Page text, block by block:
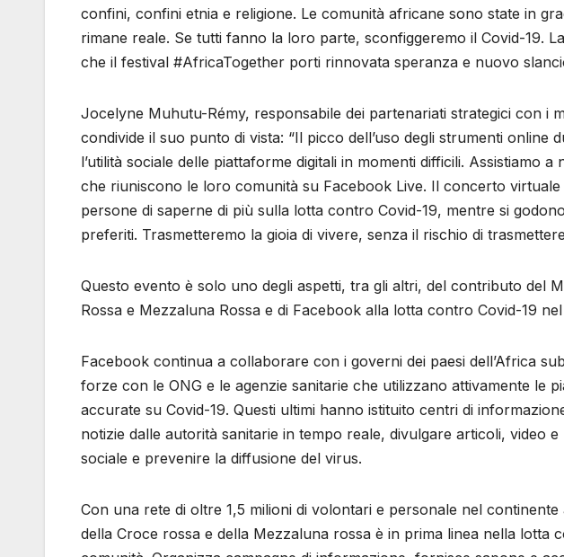
confini, confini etnia e religione. Le comunità africane sono state in
rimane reale. Se tutti fanno la loro parte, sconfiggeremo il Covid-19.
che il festival #AfricaTogether porti rinnovata speranza e nuovo
Jocelyne Muhutu-Rémy, responsabile dei partenariati strategici con i
condivide il suo punto di vista: “Il picco dell’uso degli strumenti online
l’utilità sociale delle piattaforme digitali in momenti difficili. Assistiamo
che riuniscono le loro comunità su Facebook Live. Il concerto
persone di saperne di più sulla lotta contro Covid-19, mentre si
preferiti. Trasmetteremo la gioia di vivere, senza il rischio di
Questo evento è solo uno degli aspetti, tra gli altri, del contributo del
Rossa e Mezzaluna Rossa e di Facebook alla lotta contro Covid-19
Facebook continua a collaborare con i governi dei paesi dell’Africa
forze con le ONG e le agenzie sanitarie che utilizzano attivamente le
accurate su Covid-19. Questi ultimi hanno istituito centri di
notizie dalle autorità sanitarie in tempo reale, divulgare articoli, video
sociale e prevenire la diffusione del virus.
Con una rete di oltre 1,5 milioni di volontari e personale nel
della Croce rossa e della Mezzaluna rossa è in prima linea nella lotta